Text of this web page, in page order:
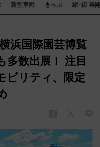
新型車両 きっぷ 駅･街 再
浜国際園芸博覧
多数出展！ 注目
ビリティ、限定